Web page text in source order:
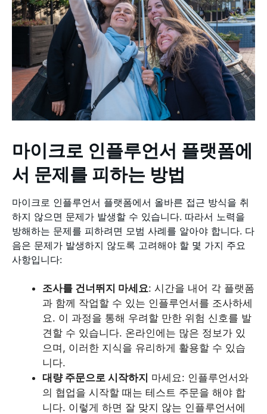
마이크로 인플루언서 플랫폼에
서 문제를 피하는 방법
마이크로 인플루언서 플랫폼에서 올바른 접근 방식을 취
하지 않으면 문제가 발생할 수 있습니다. 따라서 노력을
방해하는 문제를 피하려면 모범 사례를 알아야 합니다. 다
음은 문제가 발생하지 않도록 고려해야 할 몇 가지 주요
사항입니다:
조사를 건너뛰지 마세요: 시간을 내어 각 플랫폼
과 함께 작업할 수 있는 인플루언서를 조사하세
요. 이 과정을 통해 우려할 만한 위험 신호를 발
견할 수 있습니다. 온라인에는 많은 정보가 있
으며, 이러한 지식을 유리하게 활용할 수 있습
니다.
대량 주문으로 시작하지 마세요: 인플루언서와
의 협업을 시작할 때는 테스트 주문을 해야 합
니다. 이렇게 하면 잘 맞지 않는 인플루언서에